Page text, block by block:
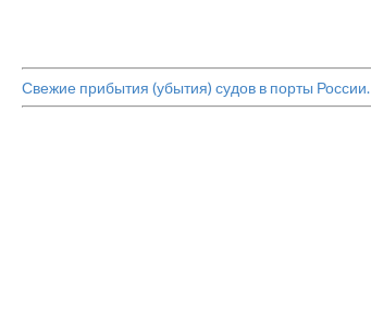
Свежие прибытия (убытия) судов в порты России.